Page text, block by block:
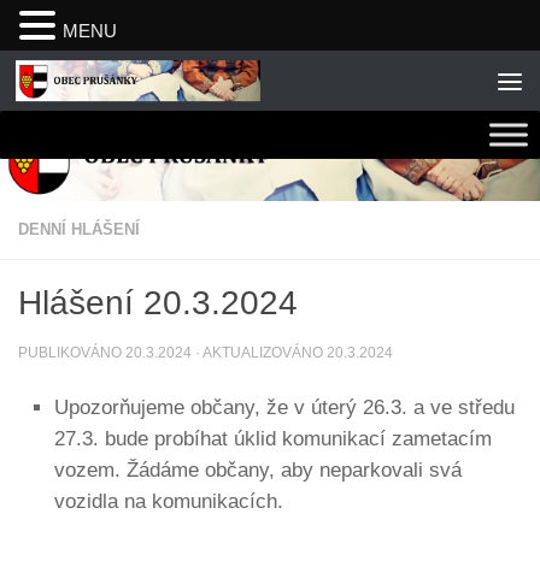
Skip to content
DENNÍ HLÁŠENÍ
Hlášení 20.3.2024
PUBLIKOVÁNO 20.3.2024 · AKTUALIZOVÁNO 20.3.2024
Upozorňujeme občany, že v úterý 26.3. a ve středu
27.3. bude probíhat úklid komunikací zametacím
vozem. Žádáme občany, aby neparkovali svá
vozidla na komunikacích.
MENU